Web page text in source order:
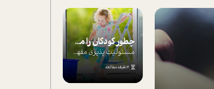
چطور کودکان را مسئولیت‌پذیر بار بیاورید؟
مسئولیت پذیری مفهومی ا ست که هر چه کودکت...
4 دقیقه مطالعه